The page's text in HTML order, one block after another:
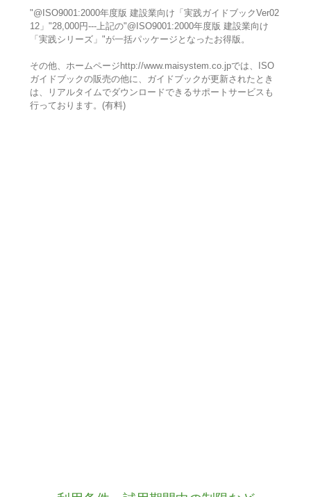
"@ISO9001:2000年度版 建設業向け「実践ガイドブックVer02
12」"28,000円---上記の"@ISO9001:2000年度版 建設業向け
「実践シリーズ」"が一括パッケージとなったお得版。
その他、ホームページhttp://www.maisystem.co.jpでは、ISO
ガイドブックの販売の他に、ガイドブックが更新されたとき
は、リアルタイムでダウンロードできるサポートサービスも
行っております。(有料)